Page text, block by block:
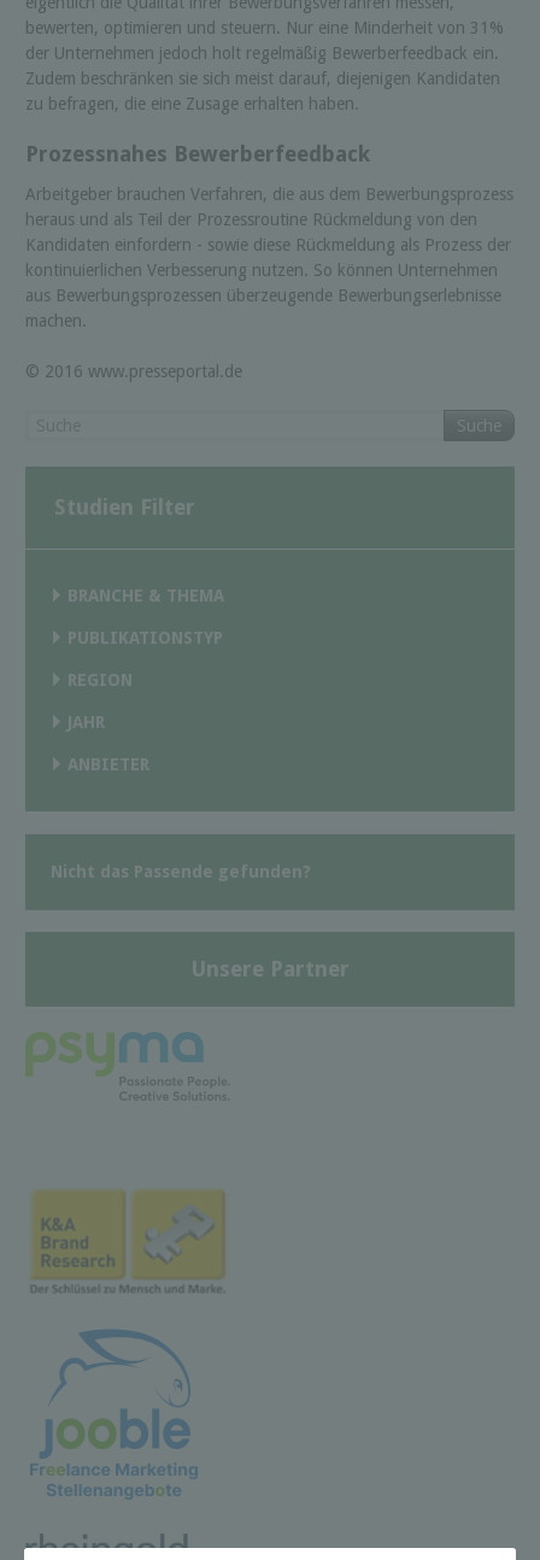
bewerten, optimieren und steuern. Nur eine Minderheit von 31%
der Unternehmen jedoch holt regelmäßig Bewerberfeedback ein.
Zudem beschränken sie sich meist darauf, diejenigen Kandidaten
zu befragen, die eine Zusage erhalten haben.
Prozessnahes Bewerberfeedback
Arbeitgeber brauchen Verfahren, die aus dem Bewerbungsprozess
heraus und als Teil der Prozessroutine Rückmeldung von den
Kandidaten einfordern - sowie diese Rückmeldung als Prozess der
kontinuierlichen Verbesserung nutzen. So können Unternehmen
aus Bewerbungsprozessen überzeugende Bewerbungserlebnisse
machen.
© 2016 www.presseportal.de
Suche
Studien Filter
BRANCHE & THEMA
PUBLIKATIONSTYP
REGION
JAHR
ANBIETER
Nicht das Passende gefunden?
Unsere Partner